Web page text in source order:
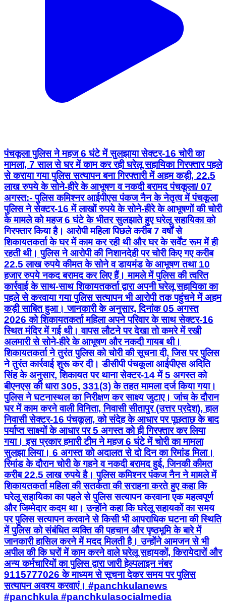
पंचकूला पुलिस ने महज 6 घंटे में सुलझाया सेक्टर-16 चोरी का
मामला, 7 साल से घर में काम कर रही घरेलू सहायिका गिरफ्तार पहले
से कराया गया पुलिस सत्यापन बना गिरफ्तारी में अहम कड़ी, 22.5
लाख रुपये के सोने-हीरे के आभूषण व नकदी बरामद पंचकूला/ 07
अगस्त:- पुलिस कमिश्नर आईपीएस पंकज नैन के नेतृत्व में पंचकूला
पुलिस ने सेक्टर-16 में लाखों रुपये के सोने-हीरे के आभूषणों की चोरी
के मामले को महज 6 घंटे के भीतर सुलझाते हुए घरेलू सहायिका को
गिरफ्तार किया है। आरोपी महिला पिछले करीब 7 वर्षों से
शिकायतकर्ता के घर में काम कर रही थी और घर के सर्वेंट रूम में ही
रहती थी। पुलिस ने आरोपी की निशानदेही पर चोरी किए गए करीब
22.5 लाख रुपये कीमत के सोने व डायमंड के आभूषण तथा 10
हजार रुपये नकद बरामद कर लिए हैं। मामले में पुलिस की त्वरित
कार्रवाई के साथ-साथ शिकायतकर्ता द्वारा अपनी घरेलू सहायिका का
पहले से करवाया गया पुलिस सत्यापन भी आरोपी तक पहुंचने में अहम
कड़ी साबित हुआ। जानकारी के अनुसार, दिनांक 05 अगस्त
2026 को शिकायतकर्ता महिला अपने परिवार के साथ सेक्टर-16
स्थित मंदिर में गई थी। वापस लौटने पर देखा तो कमरे में रखी
अलमारी से सोने-हीरे के आभूषण और नकदी गायब थी।
शिकायतकर्ता ने तुरंत पुलिस को चोरी की सूचना दी, जिस पर पुलिस
ने तुरंत कार्रवाई शुरू कर दी। डीसीपी पंचकूला आईपीएस अदिति
सिंह के अनुसार, शिकायत पर थाना सेक्टर-14 में 5 अगस्त को
बीएनएस की धारा 305, 331(3) के तहत मामला दर्ज किया गया।
पुलिस ने घटनास्थल का निरीक्षण कर साक्ष्य जुटाए। जांच के दौरान
घर में काम करने वाली विनिता, निवासी सीतापुर (उत्तर प्रदेश), हाल
निवासी सेक्टर-16 पंचकूला, को संदेह के आधार पर पूछताछ के बाद
पर्याप्त साक्ष्यों के आधार पर 5 अगस्त को ही गिरफ्तार कर लिया
गया। इस प्रकार हमारी टीम ने महज 6 घंटे में चोरी का मामला
सुलझा लिया। 6 अगस्त को अदालत से दो दिन का रिमांड मिला।
रिमांड के दौरान चोरी के गहने व नकदी बरामद हुई, जिनकी कीमत
करीब 22.5 लाख रुपये है। पुलिस कमिश्नर पंकज नैन ने मामले में
शिकायतकर्ता महिला की सतर्कता की सराहना करते हुए कहा कि
घरेलू सहायिका का पहले से पुलिस सत्यापन करवाना एक महत्वपूर्ण
और जिम्मेदार कदम था। उन्होंने कहा कि घरेलू सहायकों का समय
पर पुलिस सत्यापन करवाने से किसी भी आपराधिक घटना की स्थिति
में पुलिस को संबंधित व्यक्ति की पहचान और पृष्ठभूमि के बारे में
जानकारी हासिल करने में मदद मिलती है। उन्होंने आमजन से भी
अपील की कि घरों में काम करने वाले घरेलू सहायकों, किरायेदारों और
अन्य कर्मचारियों का पुलिस द्वारा जारी हेल्पलाइन नंबर
9115777026 के माध्यम से सूचना देकर समय पर पुलिस
सत्यापन अवश्य करवाएं। #panchkulanews
#panchkula #panchkulasocialmedia